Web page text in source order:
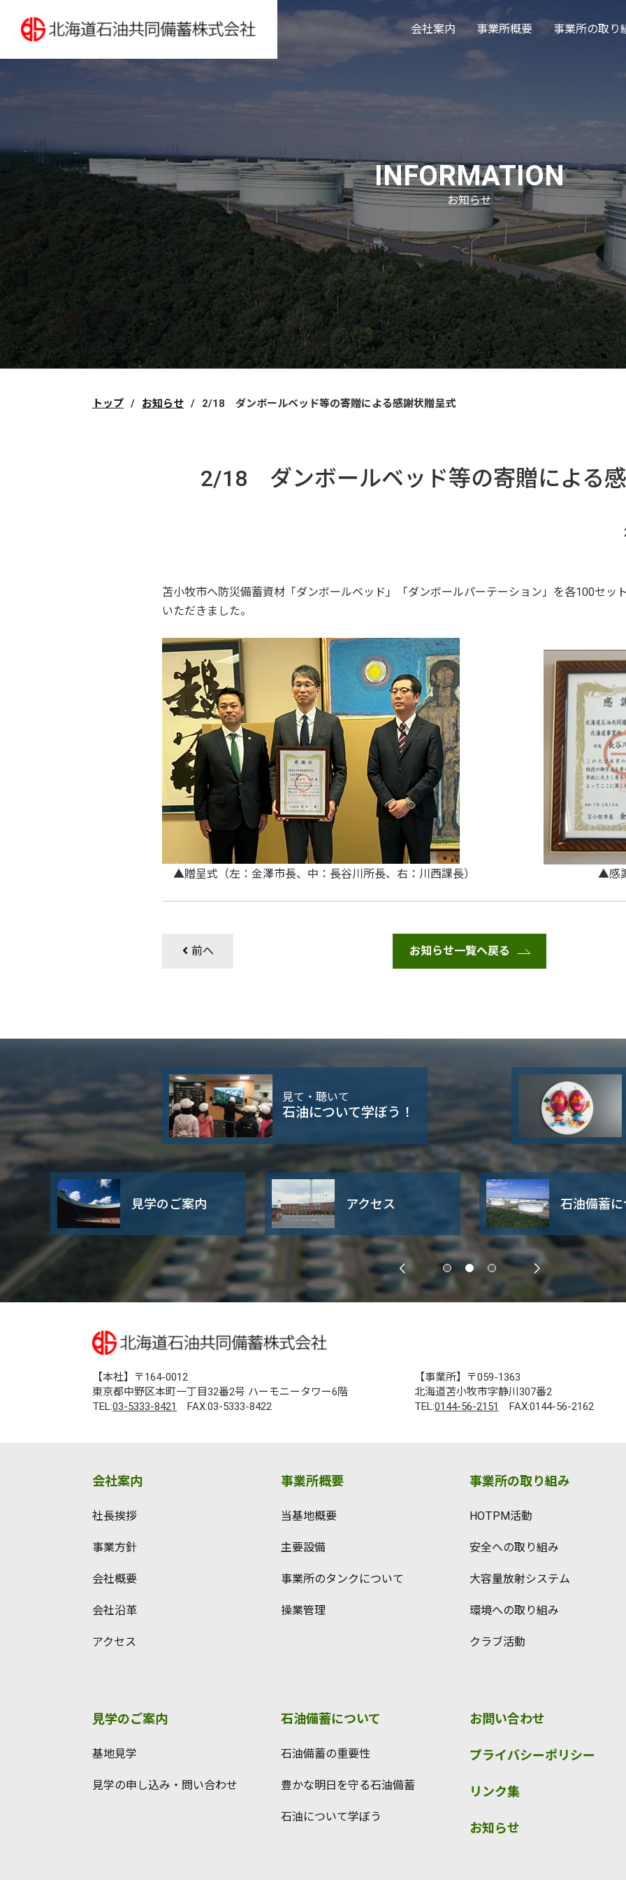
会社案内 事業所概要 事業所の取り
INFORMATION
お知らせ
トップ お知らせ 2/18 ダンボールベッド等の寄贈による感謝状贈呈式
2/18 ダンボールベッド等の寄贈による
苫小牧市へ防災備蓄資材「ダンボールベッド」「ダンボールパーテーション」を各100セッ
いただきました。
▲贈呈式（左：金澤市長、中：長谷川所長、右：川西課長） ▲感
前へ お知らせ一覧へ戻る
見て・聴いて
石油について学ぼう！
見学のご案内 アクセス 石油備蓄に
【本社】〒164-0012
東京都中野区本町一丁目32番2号 ハーモニータワー6階
TEL:03-5333-8421 FAX:03-5333-8422
【事業所】〒059-1363
北海道苫小牧市字静川307番2
TEL:0144-56-2151 FAX:0144-56-2162
会社案内
社長挨拶
事業方針
会社概要
会社沿革
アクセス
事業所概要
当基地概要
主要設備
事業所のタンクについて
操業管理
事業所の取り組み
HOTPM活動
安全への取り組み
大容量放射システム
環境への取り組み
クラブ活動
見学のご案内
基地見学
見学の申し込み・問い合わせ
石油備蓄について
石油備蓄の重要性
豊かな明日を守る石油備蓄
石油について学ぼう
お問い合わせ
プライバシーポリシー
リンク集
お知らせ